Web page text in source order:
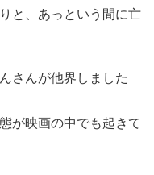
と、あっという間に亡
さんが他界しました
が映画の中でも起きて